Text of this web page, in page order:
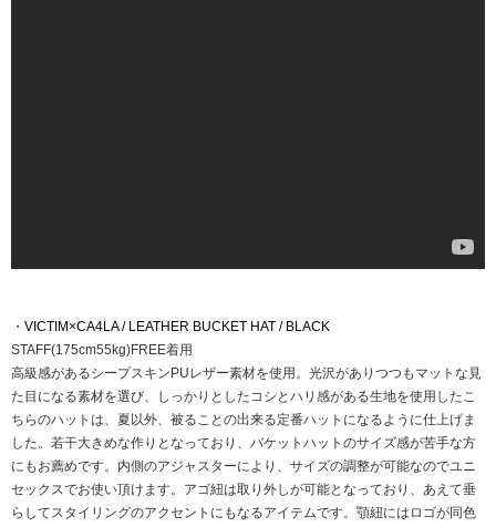
・ VICTIM×CA4LA / LEATHER BUCKET HAT / BLACK
STAFF(175cm55kg)FREE着用
高級感があるシープスキンPUレザー素材を使用。光沢がありつつもマットな見
た目になる素材を選び、しっかりとしたコシとハリ感がある生地を使用したこ
ちらのハットは、夏以外、被ることの出来る定番ハットになるように仕上げま
した。若干大きめな作りとなっており、バケットハットのサイズ感が苦手な方
にもお薦めです。内側のアジャスターにより、サイズの調整が可能なのでユニ
セックスでお使い頂けます。アゴ紐は取り外しが可能となっており、あえて垂
らしてスタイリングのアクセントにもなるアイテムです。顎紐にはロゴが同色